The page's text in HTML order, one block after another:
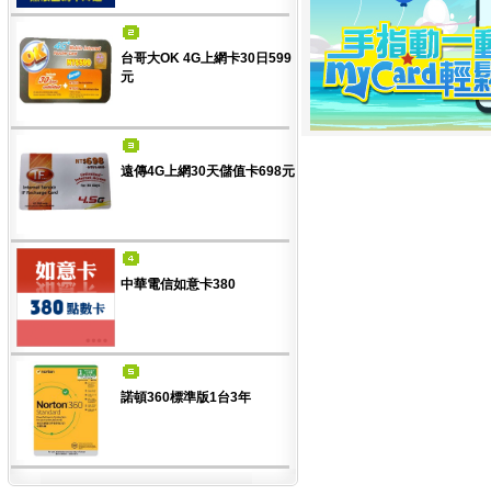
台哥大OK 4G上網卡30日599
元
遠傳4G上網30天儲值卡698元
中華電信如意卡380
諾頓360標準版1台3年